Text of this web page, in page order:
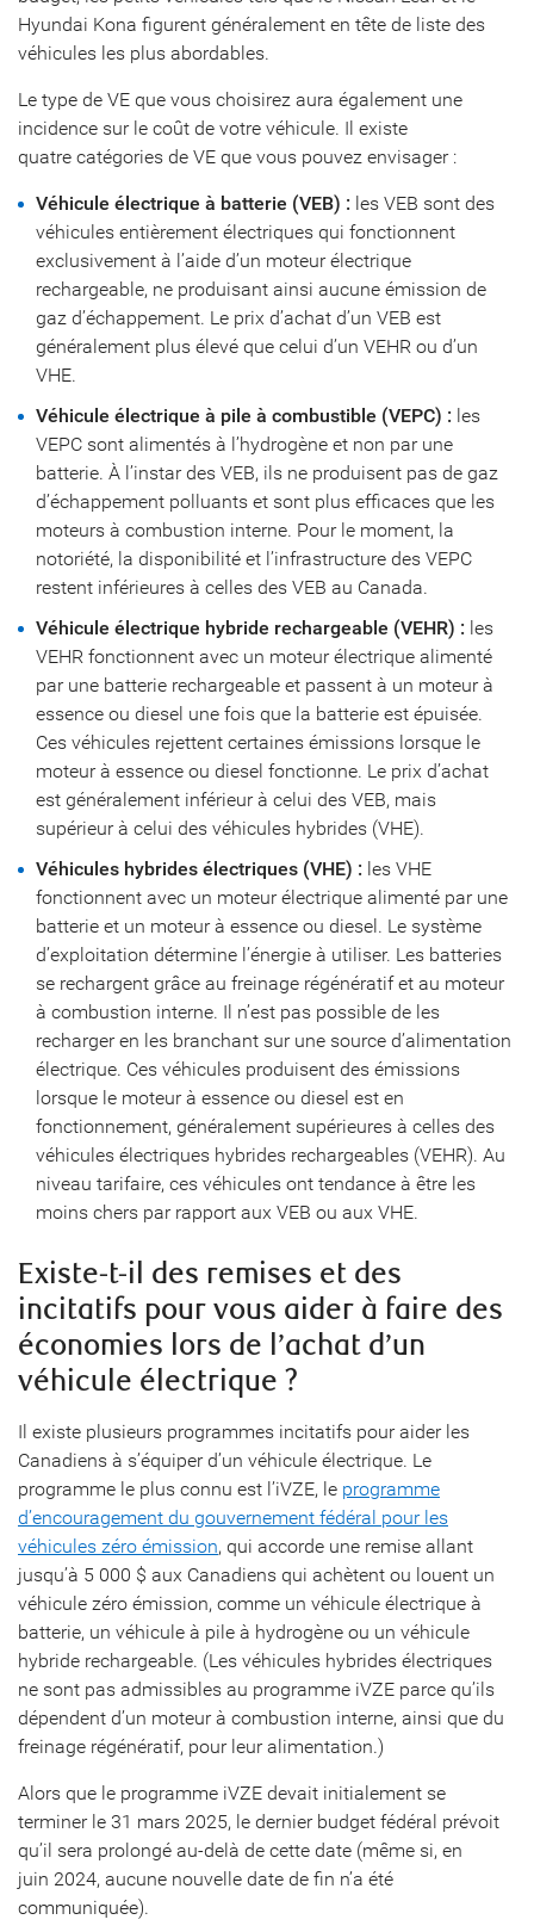
Hyundai Kona figurent généralement en tête de liste des
véhicules les plus abordables.
Le type de VE que vous choisirez aura également une
incidence sur le coût de votre véhicule. Il existe
quatre catégories de VE que vous pouvez envisager :
Véhicule électrique à batterie (VEB) : les VEB sont des
véhicules entièrement électriques qui fonctionnent
exclusivement à l’aide d’un moteur électrique
rechargeable, ne produisant ainsi aucune émission de
gaz d’échappement. Le prix d’achat d’un VEB est
généralement plus élevé que celui d’un VEHR ou d’un
VHE.
Véhicule électrique à pile à combustible (VEPC) : les
VEPC sont alimentés à l’hydrogène et non par une
batterie. À l’instar des VEB, ils ne produisent pas de gaz
d’échappement polluants et sont plus efficaces que les
moteurs à combustion interne. Pour le moment, la
notoriété, la disponibilité et l’infrastructure des VEPC
restent inférieures à celles des VEB au Canada.
Véhicule électrique hybride rechargeable (VEHR) : les
VEHR fonctionnent avec un moteur électrique alimenté
par une batterie rechargeable et passent à un moteur à
essence ou diesel une fois que la batterie est épuisée.
Ces véhicules rejettent certaines émissions lorsque le
moteur à essence ou diesel fonctionne. Le prix d’achat
est généralement inférieur à celui des VEB, mais
supérieur à celui des véhicules hybrides (VHE).
Véhicules hybrides électriques (VHE) : les VHE
fonctionnent avec un moteur électrique alimenté par une
batterie et un moteur à essence ou diesel. Le système
d’exploitation détermine l’énergie à utiliser. Les batteries
se rechargent grâce au freinage régénératif et au moteur
à combustion interne. Il n’est pas possible de les
recharger en les branchant sur une source d’alimentation
électrique. Ces véhicules produisent des émissions
lorsque le moteur à essence ou diesel est en
fonctionnement, généralement supérieures à celles des
véhicules électriques hybrides rechargeables (VEHR). Au
niveau tarifaire, ces véhicules ont tendance à être les
moins chers par rapport aux VEB ou aux VHE.
Existe-t-il des remises et des
incitatifs pour vous aider à faire des
économies lors de l’achat d’un
véhicule électrique ?
Il existe plusieurs programmes incitatifs pour aider les
Canadiens à s’équiper d’un véhicule électrique. Le
programme le plus connu est l’iVZE, le programme
d’encouragement du gouvernement fédéral pour les
véhicules zéro émission, qui accorde une remise allant
jusqu’à 5 000 $ aux Canadiens qui achètent ou louent un
véhicule zéro émission, comme un véhicule électrique à
batterie, un véhicule à pile à hydrogène ou un véhicule
hybride rechargeable. (Les véhicules hybrides électriques
ne sont pas admissibles au programme iVZE parce qu’ils
dépendent d’un moteur à combustion interne, ainsi que du
freinage régénératif, pour leur alimentation.)
Alors que le programme iVZE devait initialement se
terminer le 31 mars 2025, le dernier budget fédéral prévoit
qu’il sera prolongé au-delà de cette date (même si, en
juin 2024, aucune nouvelle date de fin n’a été
communiquée).